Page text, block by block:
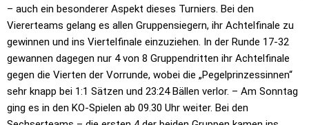
– auch ein besonderer Aspekt dieses Turniers. Bei den
Viererteams gelang es allen Gruppensiegern, ihr Achtelfinale zu
gewinnen und ins Viertelfinale einzuziehen. In der Runde 17-32
gewannen dagegen nur 4 von 8 Gruppendritten ihr Achtelfinale
gegen die Vierten der Vorrunde, wobei die „Pegelprinzessinnen“
sehr knapp bei 1:1 Sätzen und 23:24 Bällen verlor. – Am Sonntag
ging es in den KO-Spielen ab 09.30 Uhr weiter. Bei den